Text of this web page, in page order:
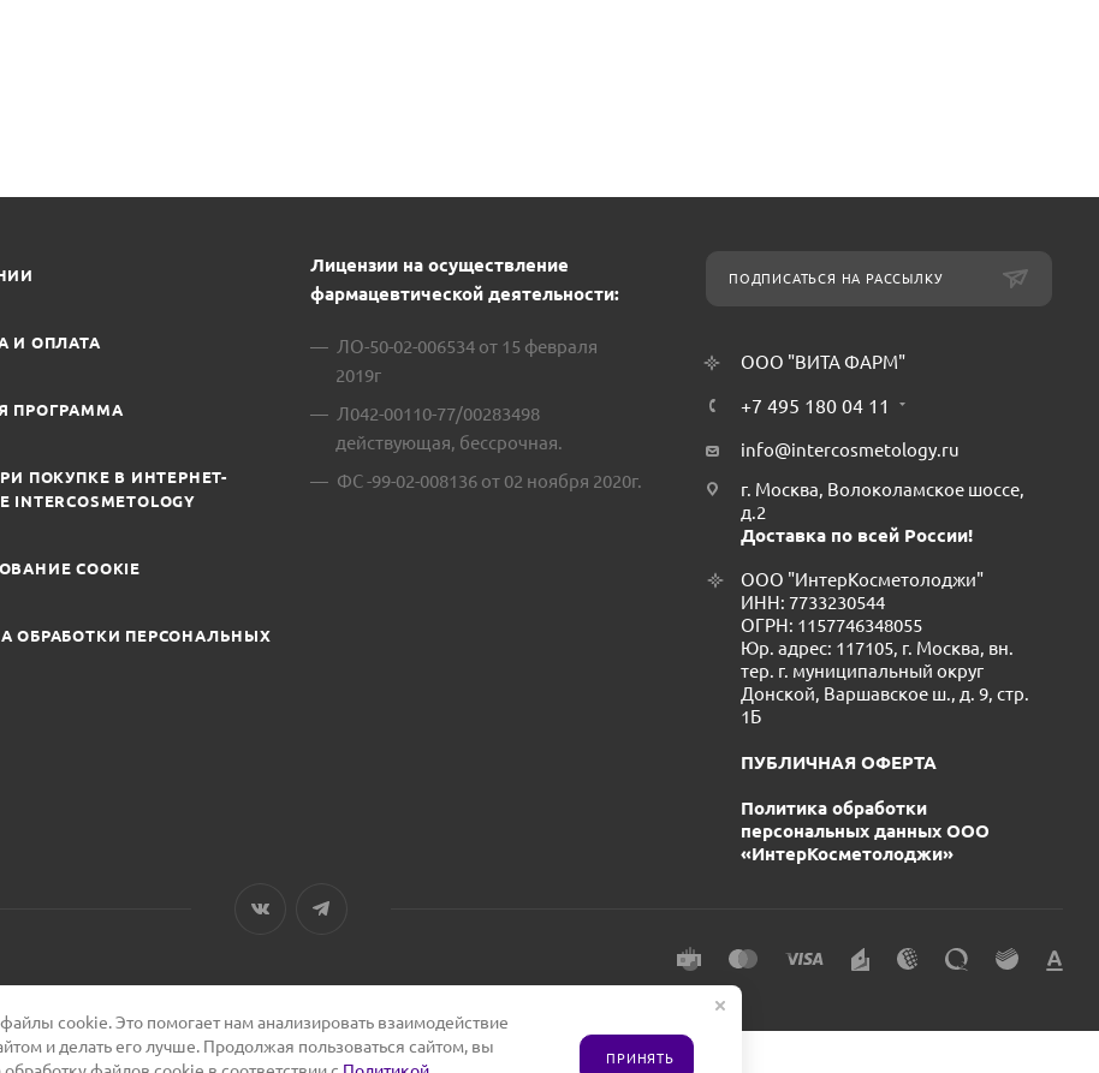
И ОПЛАТА
ПРОГРАММА
ПОКУПКЕ В ИНТЕРНЕТ-
COOKIE
ОБРАБОТКИ ПЕРСОНАЛЬНЫХ
Лицензии на осуществление
фармацевтической деятельности:
ЛО-50-02-006534 от 15 февраля
2019г
Л042-00110-77/00283498
действующая, бессрочная.
ФС -99-02-008136 от 02 ноября 2020г.
ПОДПИСАТЬСЯ НА РАССЫЛКУ
ООО "ВИТА ФАРМ"
+7 495 180 04 11
info@intercosmetology.ru
г. Москва, Волоколамское шоссе,
д.2
Доставка по всей России!
ООО "ИнтерКосметолоджи"
ИНН: 7733230544
ОГРН: 1157746348055
Юр. адрес: 117105, г. Москва, вн.
тер. г. муниципальный округ
Донской, Варшавское ш., д. 9, стр.
1Б
ПУБЛИЧНАЯ ОФЕРТА
Политика обработки
персональных данных ООО
«ИнтерКосметолоджи»
cookie. Это помогает нам анализировать взаимодействие
и делать его лучше. Продолжая пользоваться сайтом, вы
ПРИНЯТЬ